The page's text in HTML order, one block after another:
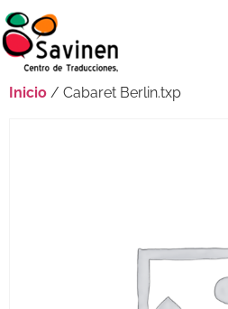
Inicio / Cabaret Berlin.txp